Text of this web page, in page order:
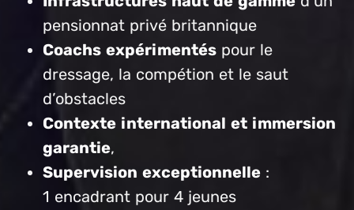
pensionnat privé britannique
Coachs expérimentés pour le
dressage, la compétion et le saut
d’obstacles
Contexte international et immersion
garantie,
Supervision exceptionnelle :
1 encadrant pour 4 jeunes